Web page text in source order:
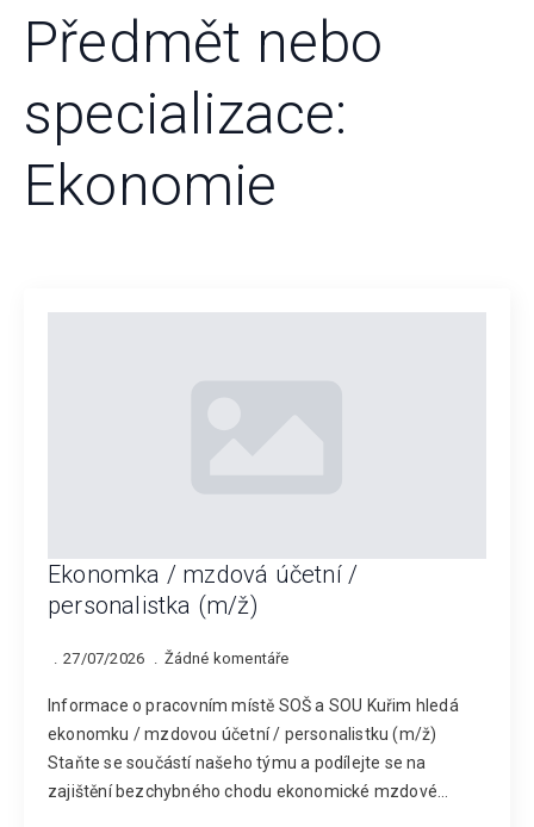
Předmět nebo
specializace:
Ekonomie
Ekonomka / mzdová účetní /
personalistka (m/ž)
27/07/2026 Žádné komentáře
Informace o pracovním místě SOŠ a SOU Kuřim hledá
ekonomku / mzdovou účetní / personalistku (m/ž)
Staňte se součástí našeho týmu a podílejte se na
zajištění bezchybného chodu ekonomické mzdové…